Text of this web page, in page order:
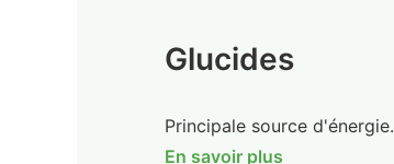
Glucides
Principale source d'énergie.
En savoir plus